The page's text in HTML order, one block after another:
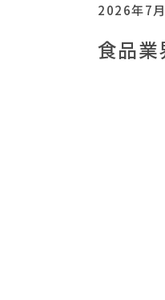
2026年7
食品業